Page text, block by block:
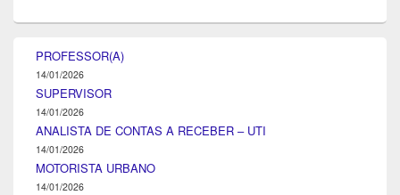
PROFESSOR(A)
14/01/2026
SUPERVISOR
14/01/2026
ANALISTA DE CONTAS A RECEBER – UTI
14/01/2026
MOTORISTA URBANO
14/01/2026